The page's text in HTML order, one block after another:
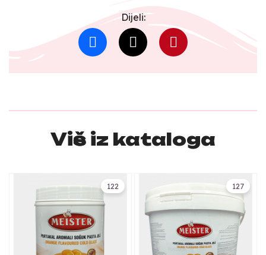
Dijeli:
Više iz kataloga
122 127